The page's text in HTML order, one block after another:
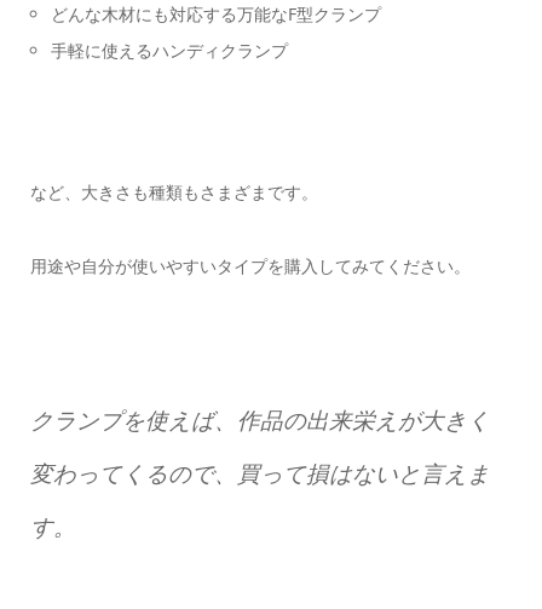
どんな木材にも対応する万能なF型クランプ
手軽に使えるハンディクランプ
など、大きさも種類もさまざまです。
用途や自分が使いやすいタイプを購入してみてください。
クランプを使えば、作品の出来栄えが大きく
変わってくるので、買って損はないと言えま
す。